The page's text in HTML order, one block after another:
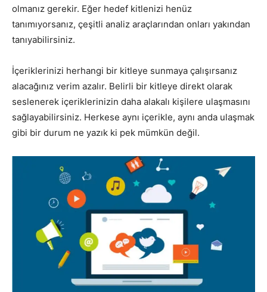
olmanız gerekir. Eğer hedef kitlenizi henüz
tanımıyorsanız, çeşitli analiz araçlarından onları yakından
tanıyabilirsiniz.
İçeriklerinizi herhangi bir kitleye sunmaya çalışırsanız
alacağınız verim azalır. Belirli bir kitleye direkt olarak
seslenerek içeriklerinizin daha alakalı kişilere ulaşmasını
sağlayabilirsiniz. Herkese aynı içerikle, aynı anda ulaşmak
gibi bir durum ne yazık ki pek mümkün değil.